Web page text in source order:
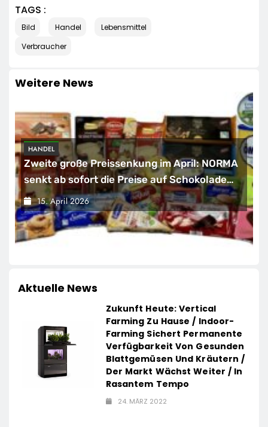
TAGS :
Bild Handel
Lebensmittel
Verbraucher
Weitere News
HANDEL
Zweite große Preissenkung im April: NORMA
senkt ab sofort die Preise auf Schokolade
und Käse um bis zu 16 Prozent / Mit
LECKERROM, CREMISEE, EXCELSIOR süßer
und herzhafter Genuss
15. April 2026
Aktuelle News
Zukunft Heute: Vertical
Farming Zu Hause / Indoor-
Farming Sichert Permanente
Verfügbarkeit Von Gesunden
Blattgemüsen Und Kräutern /
Der Markt Wächst Weiter / In
Rasantem Tempo
24. MÄRZ 2022